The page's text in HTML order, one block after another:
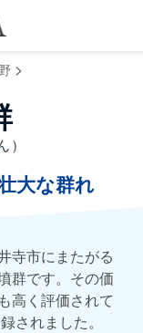
>
大な群れ
寺市にまたがる
群です。その価
高く評価されて
されました。